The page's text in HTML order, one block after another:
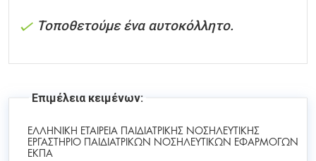
Τοποθετούμε ένα αυτοκόλλητο.
Επιμέλεια κειμένων:
ΕΛΛΗΝΙΚΗ ΕΤΑΙΡΕΙΑ ΠΑΙΔΙΑΤΡΙΚΗΣ ΝΟΣΗΛΕΥΤΙΚΗΣ
ΕΡΓΑΣΤΗΡΙΟ ΠΑΙΔΙΑΤΡΙΚΩΝ ΝΟΣΗΛΕΥΤΙΚΩΝ ΕΦΑΡΜΟΓΩΝ
ΕΚΠΑ